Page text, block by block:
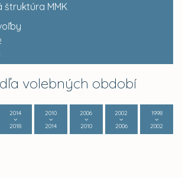
štruktúra MMK
volebných období
2014
2018
2010
2014
2006
2010
2002
2006
1998
2002